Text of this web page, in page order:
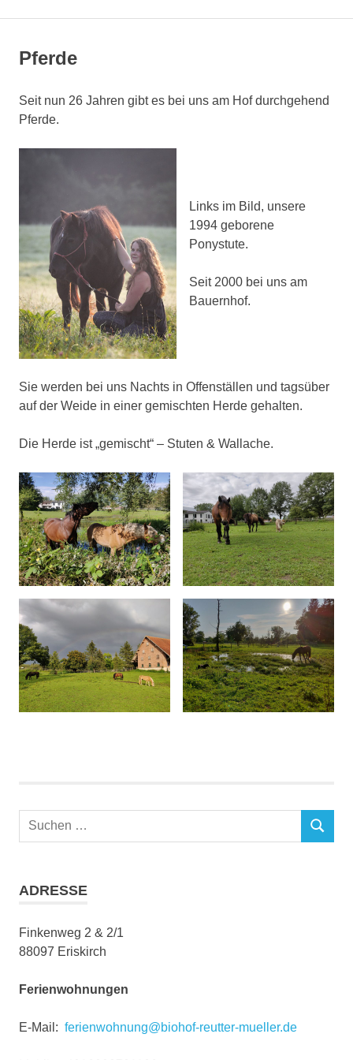
Pferde
Seit nun 26 Jahren gibt es bei uns am Hof durchgehend
Pferde.
Links im Bild, unsere
1994 geborene
Ponystute.
Seit 2000 bei uns am
Bauernhof.
Sie werden bei uns Nachts in Offenställen und tagsüber
auf der Weide in einer gemischten Herde gehalten.
Die Herde ist „gemischt“ – Stuten & Wallache.
Suchen
SUCHEN
ADRESSE
Finkenweg 2 & 2/1
88097 Eriskirch
Ferienwohnungen
E-Mail: ferienwohnung@biohof-reutter-mueller.de